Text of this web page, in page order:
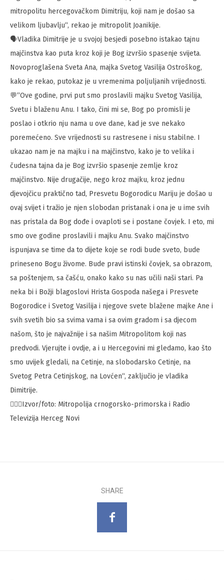
mitropolitu hercegovačkom Dimitriju, koji nam je došao sa
velikom ljubavlju“, rekao je mitropolit Joanikije.
🗣️Vladika Dimitrije je u svojoj besjedi posebno istakao tajnu
majčinstva kao puta kroz koji je Bog izvršio spasenje svijeta.
Novoproglašena Sveta Ana, majka Svetog Vasilija Ostroškog,
kako je rekao, putokaz je u vremenima poljuljanih vrijednosti.
💬“Ove godine, prvi put smo proslavili majku Svetog Vasilija,
Svetu i blaženu Anu. I tako, čini mi se, Bog po promisli je
poslao i otkrio nju nama u ove dane, kad je sve nekako
poremećeno. Sve vrijednosti su rastresene i nisu stabilne. I
ukazao nam je na majku i na majčinstvo, kako je to velika i
čudesna tajna da je Bog izvršio spasenje zemlje kroz
majčinstvo. Nije drugačije, nego kroz majku, kroz jednu
djevojčicu praktično tad, Presvetu Bogorodicu Mariju je došao u
ovaj svijet i tražio je njen slobodan pristanak i ona je u ime svih
nas pristala da Bog dođe i ovaploti se i postane čovjek. I eto, mi
smo ove godine proslavili i majku Anu. Svako majčinstvo
ispunjava se time da to dijete koje se rodi bude sveto, bude
prineseno Bogu živome. Bude pravi istinski čovjek, sa obrazom,
sa poštenjem, sa čašću, onako kako su nas učili naši stari. Pa
neka bi i Božji blagoslovi Hrista Gospoda našega i Presvete
Bogorodice i Svetog Vasilija i njegove svete blažene majke Ane i
svih svetih bio sa svima vama i sa ovim gradom i sa djecom
našom, što je najvažnije i sa našim Mitropolitom koji nas
predvodi. Vjerujte i ovdje, a i u Hercegovini mi gledamo, kao što
smo uvijek gledali, na Cetinje, na slobodarsko Cetinje, na
Svetog Petra Cetinjskog, na Lovćen“, zaključio je vladika
Dimitrije.
✍🏻📸Izvor/foto: Mitropolija crnogorsko-primorska i Radio
Televizija Herceg Novi
SHARE